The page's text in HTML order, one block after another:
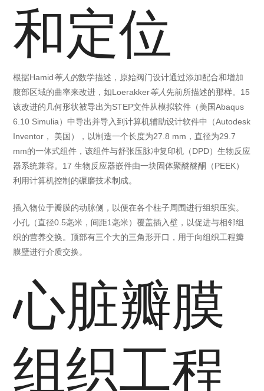
和定位
根据Hamid等人的数学描述，原始阀门设计通过添加配合和增加
腹部区域的曲率来改进，如Loerakker等人 先前所描述的那样。15
该改进的几何形状被导出为STEP文件从模拟软件（美国Abaqus
6.10 Simulia）中导出并导入到计算机辅助设计软件中（Autodesk
Inventor， 美国），以制造一个长度为27.8 mm，直径为29.7
mm的一体式组件，该组件与舒张压脉冲复印机（DPD）生物反应
器系统兼容。17 生物反应器嵌件由一块固体聚醚醚酮（PEEK）
利用计算机控制的碾磨技术制成。
插入物位于瓣膜的动脉侧，以便在各个柱子周围进行组织压实。
小孔（直径0.5毫米，间距1毫米）覆盖插入壁，以促进与相邻组
织的营养交换。顶部有三个大的三角形开口，用于向组织工程瓣
膜壁进行介质交换。
心脏瓣膜
组织工程